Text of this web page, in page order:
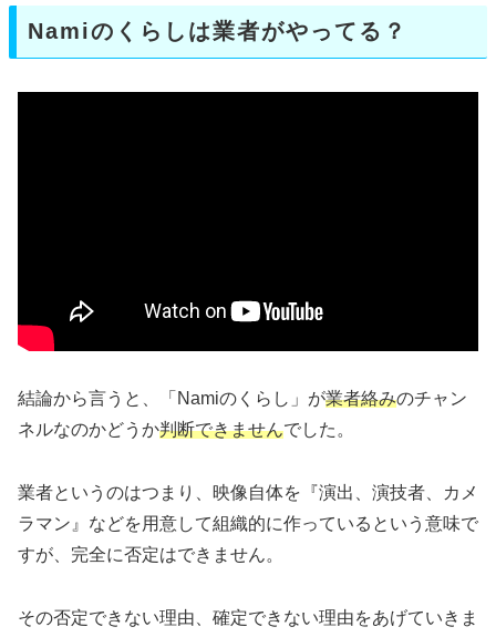
Namiのくらしは業者がやってる？
結論から言うと、「Namiのくらし」が業者絡みのチャン
ネルなのかどうか判断できませんでした。
業者というのはつまり、映像自体を『演出、演技者、カメ
ラマン』などを用意して組織的に作っているという意味で
すが、完全に否定はできません。
その否定できない理由、確定できない理由をあげていきま